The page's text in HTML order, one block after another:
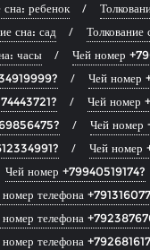
сна: ребенок
сна: сад
Толкование
часы
Чей номер
Чей номер
Чей номер
Чей номер
Чей номер
Чей номер +79940519174?
телефона
телефона
телефона